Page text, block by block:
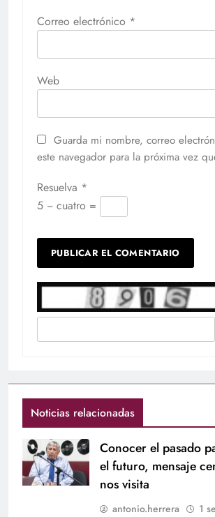
Correo electrónico *
Web
Guarda mi nombre, correo
este navegador para la próxima vez
Resuelva *
5 − cuatro =
Noticias relacionadas
Conocer el pasado
el futuro, mensaje
nos visita
antonio.herrera
1